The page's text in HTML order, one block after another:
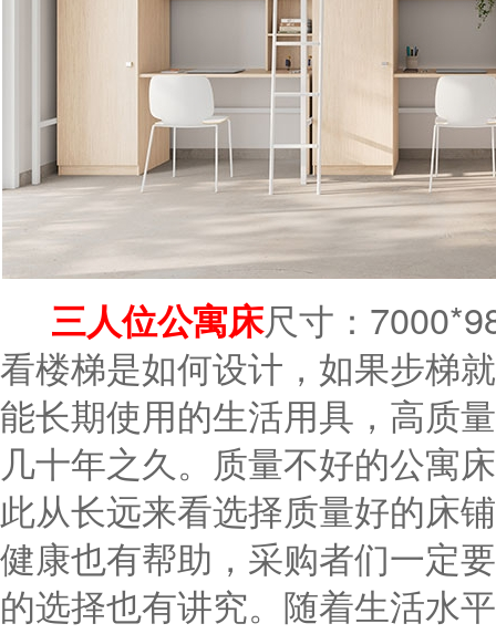
三人位公寓床尺寸：
看楼梯是如何设计，如果步梯
能长期使用的生活用具，高质
几十年之久。质量不好的公寓
此从长远来看选择质量好的床
健康也有帮助，采购者们一定
的选择也有讲究。随着生活水